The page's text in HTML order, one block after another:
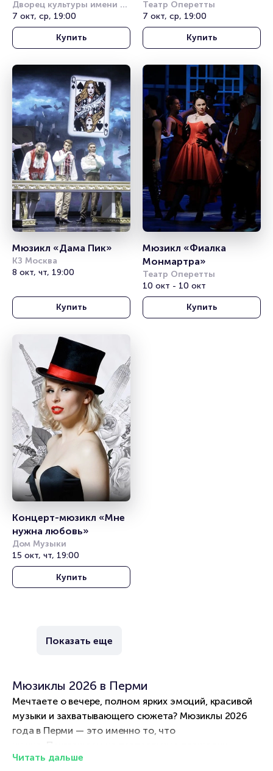
Дворец культуры имени
Горбунова
7 окт, ср, 19:00
Купить
Театр Оперетты
7 окт, ср, 19:00
Купить
Мюзикл «Дама Пик»
КЗ Москва
8 окт, чт, 19:00
Купить
Мюзикл «Фиалка
Монмартра»
Театр Оперетты
10 окт - 10 окт
Купить
Концерт-мюзикл «Мне
нужна любовь»
Дом Музыки
15 окт, чт, 19:00
Купить
Показать еще
Мюзиклы 2026 в Перми
Мечтаете о вечере, полном ярких эмоций, красивой
музыки и захватывающего сюжета? Мюзиклы 2026
года в Перми — это именно то, что
нужно. Приглашаем на театральные площадки
Перми, где играют музыкальные спектакли по
Читать дальше